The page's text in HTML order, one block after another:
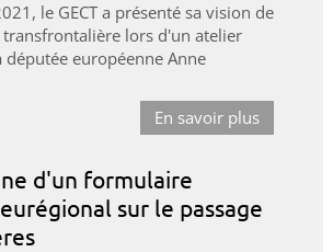
le GECT a présenté sa vision de
lors d'un atelier
députée européenne Anne
En savoir plus
d'un formulaire
sur le passage